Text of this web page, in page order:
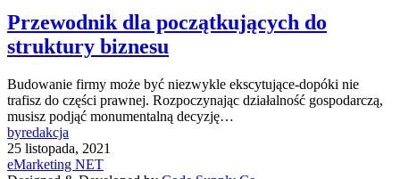
Przewodnik dla początkujących do
struktury biznesu
Budowanie firmy może być niezwykle ekscytujące-dopóki nie
trafisz do części prawnej. Rozpoczynając działalność gospodarczą,
musisz podjąć monumentalną decyzję…
byredakcja
25 listopada, 2021
eMarketing NET